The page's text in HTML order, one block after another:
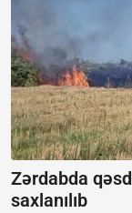
Zərdabda
saxlanılıb